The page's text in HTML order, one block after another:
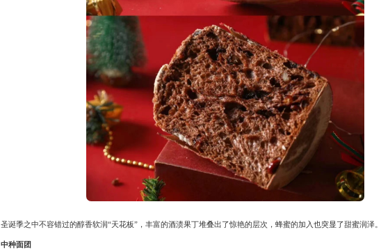
圣诞季之中不容错过的醇香软润“天花板”，丰富的酒渍果丁堆叠出了惊艳的层次，蜂蜜的加入也突显了甜蜜润泽。
中种面团